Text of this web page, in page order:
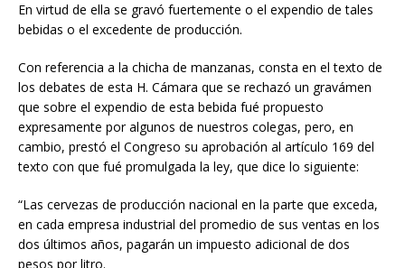
En virtud de ella se gravó fuertemente o el expendio de tales
bebidas o el excedente de producción.
Con referencia a la chicha de manzanas, consta en el texto de
los debates de esta H. Cámara que se rechazó un gravámen
que sobre el expendio de esta bebida fué propuesto
expresamente por algunos de nuestros colegas, pero, en
cambio, prestó el Congreso su aprobación al artículo 169 del
texto con que fué promulgada la ley, que dice lo siguiente:
“Las cervezas de producción nacional en la parte que exceda,
en cada empresa industrial del promedio de sus ventas en los
dos últimos años, pagarán un impuesto adicional de dos
pesos por litro.